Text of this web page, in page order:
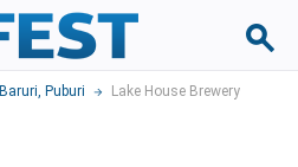
Baruri, Puburi Lake House Brewery